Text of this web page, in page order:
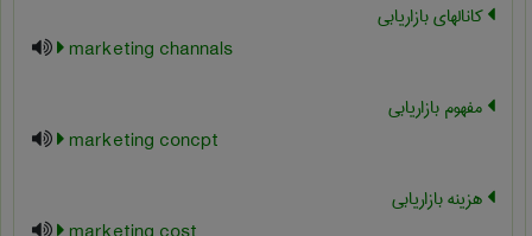
کانالهای بازاریابی
marketing channals
مفهوم بازاریابی
marketing concpt
هزینه بازاریابی